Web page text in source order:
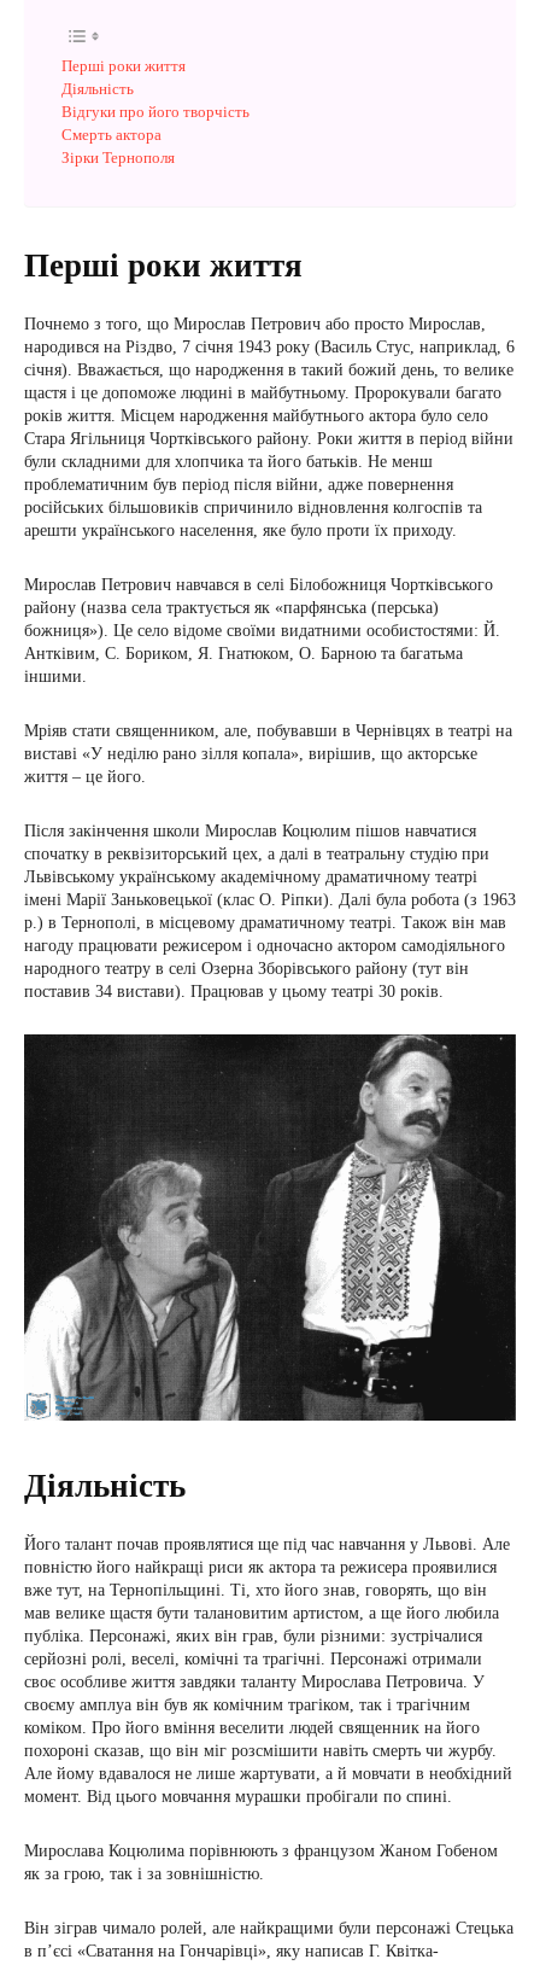
Перші роки життя
Діяльність
Відгуки про його творчість
Смерть актора
Зірки Тернополя
Перші роки життя
Почнемо з того, що Мирослав Петрович або просто Мирослав,
народився на Різдво, 7 січня 1943 року (Василь Стус, наприклад, 6
січня). Вважається, що народження в такий божий день, то велике
щастя і це допоможе людині в майбутньому. Пророкували багато
років життя. Місцем народження майбутнього актора було село
Стара Ягільниця Чортківського району. Роки життя в період війни
були складними для хлопчика та його батьків. Не менш
проблематичним був період після війни, адже повернення
російських більшовиків спричинило відновлення колгоспів та
арешти українського населення, яке було проти їх приходу.
Мирослав Петрович навчався в селі Білобожниця Чортківського
району (назва села трактується як «парфянська (перська)
божниця»). Це село відоме своїми видатними особистостями: Й.
Антківим, С. Бориком, Я. Гнатюком, О. Барною та багатьма
іншими.
Мріяв стати священником, але, побувавши в Чернівцях в театрі на
виставі «У неділю рано зілля копала», вирішив, що акторське
життя – це його.
Після закінчення школи Мирослав Коцюлим пішов навчатися
спочатку в реквізиторський цех, а далі в театральну студію при
Львівському українському академічному драматичному театрі
імені Марії Заньковецької (клас О. Ріпки). Далі була робота (з 1963
р.) в Тернополі, в місцевому драматичному театрі. Також він мав
нагоду працювати режисером і одночасно актором самодіяльного
народного театру в селі Озерна Зборівського району (тут він
поставив 34 вистави). Працював у цьому театрі 30 років.
Діяльність
Його талант почав проявлятися ще під час навчання у Львові. Але
повністю його найкращі риси як актора та режисера проявилися
вже тут, на Тернопільщині. Ті, хто його знав, говорять, що він
мав велике щастя бути талановитим артистом, а ще його любила
публіка. Персонажі, яких він грав, були різними: зустрічалися
серйозні ролі, веселі, комічні та трагічні. Персонажі отримали
своє особливе життя завдяки таланту Мирослава Петровича. У
своєму амплуа він був як комічним трагіком, так і трагічним
коміком. Про його вміння веселити людей священник на його
похороні сказав, що він міг розсмішити навіть смерть чи журбу.
Але йому вдавалося не лише жартувати, а й мовчати в необхідний
момент. Від цього мовчання мурашки пробігали по спині.
Мирослава Коцюлима порівнюють з французом Жаном Гобеном
як за грою, так і за зовнішністю.
Він зіграв чимало ролей, але найкращими були персонажі Стецька
в п’єсі «Сватання на Гончарівці», яку написав Г. Квітка-